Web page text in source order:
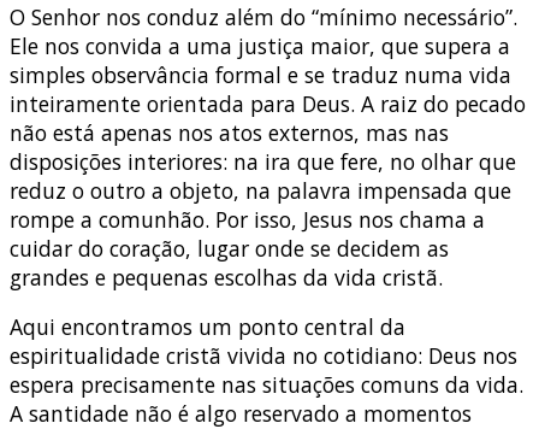
O Senhor nos conduz além do “mínimo necessário”.
Ele nos convida a uma justiça maior, que supera a
simples observância formal e se traduz numa vida
inteiramente orientada para Deus. A raiz do pecado
não está apenas nos atos externos, mas nas
disposições interiores: na ira que fere, no olhar que
reduz o outro a objeto, na palavra impensada que
rompe a comunhão. Por isso, Jesus nos chama a
cuidar do coração, lugar onde se decidem as
grandes e pequenas escolhas da vida cristã.
Aqui encontramos um ponto central da
espiritualidade cristã vivida no cotidiano: Deus nos
espera precisamente nas situações comuns da vida.
A santidade não é algo reservado a momentos